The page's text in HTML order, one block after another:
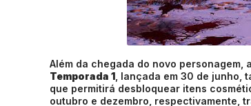
Além da chegada do novo personagem,
Temporada 1 , lançada em 30 de junho,
que permitirá desbloquear itens
outubro e dezembro, respectivamente,